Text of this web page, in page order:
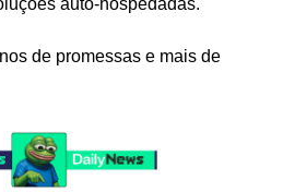
de promessas e mais de